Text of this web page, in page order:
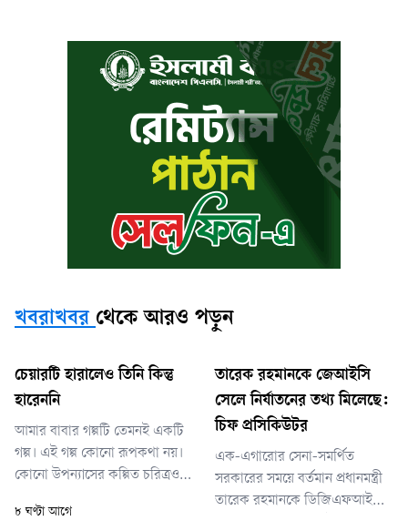
খবরাখবর থেকে আরও পড়ুন
চেয়ারটি হারালেও তিনি কিন্তু
হারেননি
আমার বাবার গল্পটি তেমনই একটি
গল্প। এই গল্প কোনো রূপকথা নয়।
কোনো উপন্যাসের কল্পিত চরিত্রও
৮ ঘণ্টা আগে
তারেক রহমানকে জেআইসি
সেলে নির্যাতনের তথ্য মিলেছে:
চিফ প্রসিকিউটর
এক-এগারোর সেনা-সমর্থিত
সরকারের সময়ে বর্তমান প্রধানমন্ত্রী
তারেক রহমানকে ডিজিএফআইয়ের